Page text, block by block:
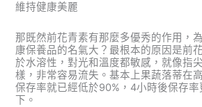
維持健康美麗
那既然前花青素有那麼多優秀的作用，
康保養品的名氣大？最根本的原因是前
於水溶性，對光和溫度都敏感，就像指
樣，非常容易流失。基本上果蔬落蒂在
保存率就已經低於90%，4小時後保存率
下。